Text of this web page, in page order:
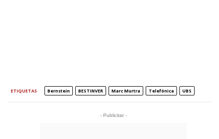
ETIQUETAS Bernstein BESTINVER Marc Murtra Telefónica UBS
- Publicitat -